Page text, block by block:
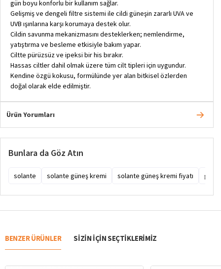
gün boyu konforlu bir kullanım sağlar.
Gelişmiş ve dengeli filtre sistemi ile cildi güneşin zararlı UVA ve
UVB ışınlarına karşı korumaya destek olur.
Cildin savunma mekanizmasını desteklerken; nemlendirme,
yatıştırma ve besleme etkisiyle bakım yapar.
Ciltte pürüzsüz ve ipeksi bir his bırakır.
Hassas ciltler dahil olmak üzere tüm cilt tipleri için uygundur.
Kendine özgü kokusu, formülünde yer alan bitkisel özlerden
doğal olarak elde edilmiştir.
Ürün Yorumları
Bunlara da Göz Atın
solante solante güneş kremi solante güneş kremi fiyatı
BENZER ÜRÜNLER SIZIN IÇIN SEÇTIKLERIMIZ